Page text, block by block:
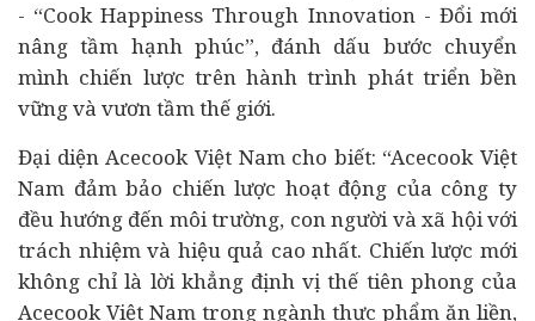
- “Cook Happiness Through Innovation - Đổi mới
nâng tầm hạnh phúc”, đánh dấu bước chuyển
mình chiến lược trên hành trình phát triển bền
vững và vươn tầm thế giới.
Đại diện Acecook Việt Nam cho biết: “Acecook Việt
Nam đảm bảo chiến lược hoạt động của công ty
đều hướng đến môi trường, con người và xã hội với
trách nhiệm và hiệu quả cao nhất. Chiến lược mới
không chỉ là lời khẳng định vị thế tiên phong của
Acecook Việt Nam trong ngành thực phẩm ăn liền,